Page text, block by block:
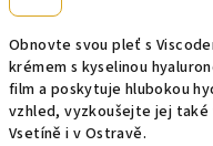
Obnovte svou pleť s
krémem s kyselinou
film a poskytuje hlubokou
vzhled, vyzkoušejte jej také
Vsetíně i v Ostravě.